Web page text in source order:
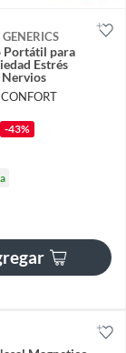
Portátil para
Estrés
-43%